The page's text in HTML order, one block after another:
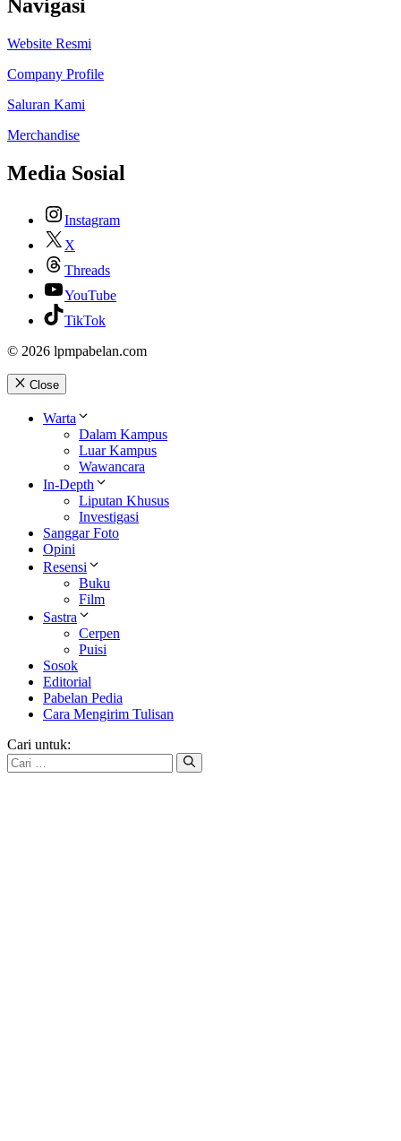
Navigasi
Website Resmi
Company Profile
Saluran Kami
Merchandise
Media Sosial
Instagram
X
Threads
YouTube
TikTok
© 2026 lpmpabelan.com
Close
Warta
Dalam Kampus
Luar Kampus
Wawancara
In-Depth
Liputan Khusus
Investigasi
Sanggar Foto
Opini
Resensi
Buku
Film
Sastra
Cerpen
Puisi
Sosok
Editorial
Pabelan Pedia
Cara Mengirim Tulisan
Cari untuk: